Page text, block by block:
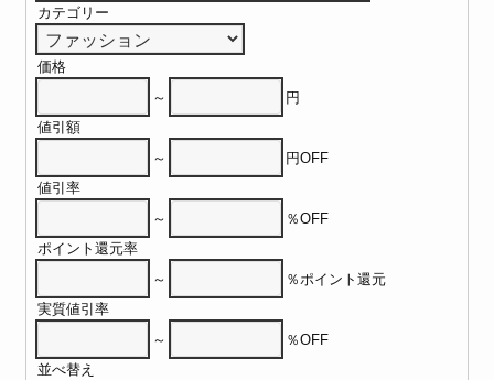
カテゴリー
価格
～
円
値引額
～
円OFF
値引率
～
％OFF
ポイント還元率
～
％ポイント還元
実質値引率
～
％OFF
並べ替え